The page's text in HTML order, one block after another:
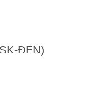
ĐEN)